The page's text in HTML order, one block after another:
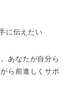
に伝えたい
あなたが自分ら
ら前進しくサポ